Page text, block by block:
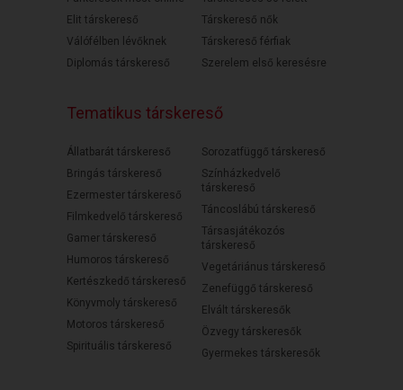
Elit társkereső
Válófélben lévőknek
Diplomás társkereső
Társkereső nők
Társkereső férfiak
Szerelem első keresésre
Tematikus társkereső
Állatbarát társkereső
Bringás társkereső
Ezermester társkereső
Filmkedvelő társkereső
Gamer társkereső
Humoros társkereső
Kertészkedő társkereső
Könyvmoly társkereső
Motoros társkereső
Spirituális társkereső
Sorozatfüggő társkereső
Színházkedvelő
társkereső
Táncoslábú társkereső
Társasjátékozós
társkereső
Vegetáriánus társkereső
Zenefüggő társkereső
Elvált társkeresők
Özvegy társkeresők
Gyermekes társkeresők